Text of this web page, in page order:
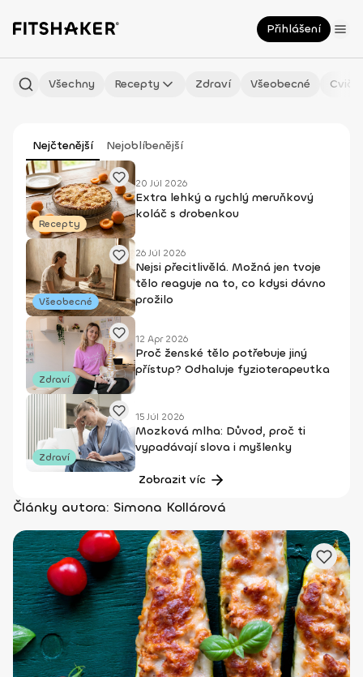
Přihlášení
Všechny Recepty Zdraví Všeobecné
Nejčtenější Nejoblíbenější
Recepty
20 Júl 2026
Extra lehký a rychlý meruňkový
koláč s drobenkou
Všeobecné
26 Júl 2026
Nejsi přecitlivělá. Možná jen tvoje
tělo reaguje na to, co kdysi dávno
prožilo
Zdraví
12 Apr 2026
Proč ženské tělo potřebuje jiný
přístup? Odhaluje fyzioterapeutka
Zdraví
15 Júl 2026
Mozková mlha: Důvod, proč ti
vypadávají slova i myšlenky
Zobrazit víc
Články autora: Simona Kollárová